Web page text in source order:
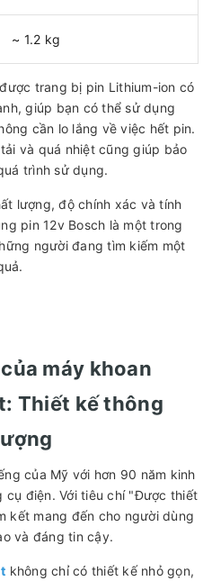
~ 1.2 kg
trang bị pin Lithium-ion có
giúp bạn có thể sử dụng
cần lo lắng về việc hết pin.
và quá nhiệt cũng giúp bảo
trình sử dụng.
lượng, độ chính xác và tính
pin 12v Bosch là một trong
người đang tìm kiếm một
máy khoan
Thiết kế thông
của Mỹ với hơn 90 năm kinh
cụ điện. Với tiêu chí "Được thiết
kết mang đến cho người dùng
và đáng tin cậy.
không chỉ có thiết kế nhỏ gọn,